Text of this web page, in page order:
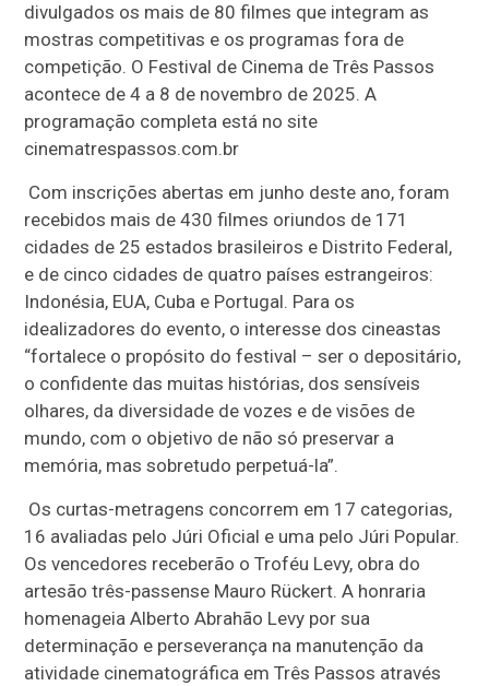
divulgados os mais de 80 filmes que integram as
mostras competitivas e os programas fora de
competição. O Festival de Cinema de Três Passos
acontece de 4 a 8 de novembro de 2025. A
programação completa está no site
cinematrespassos.com.br
Com inscrições abertas em junho deste ano, foram
recebidos mais de 430 filmes oriundos de 171
cidades de 25 estados brasileiros e Distrito Federal,
e de cinco cidades de quatro países estrangeiros:
Indonésia, EUA, Cuba e Portugal. Para os
idealizadores do evento, o interesse dos cineastas
“fortalece o propósito do festival – ser o depositário,
o confidente das muitas histórias, dos sensíveis
olhares, da diversidade de vozes e de visões de
mundo, com o objetivo de não só preservar a
memória, mas sobretudo perpetuá-la”.
Os curtas-metragens concorrem em 17 categorias,
16 avaliadas pelo Júri Oficial e uma pelo Júri Popular.
Os vencedores receberão o Troféu Levy, obra do
artesão três-passense Mauro Rückert. A honraria
homenageia Alberto Abrahão Levy por sua
determinação e perseverança na manutenção da
atividade cinematográfica em Três Passos através